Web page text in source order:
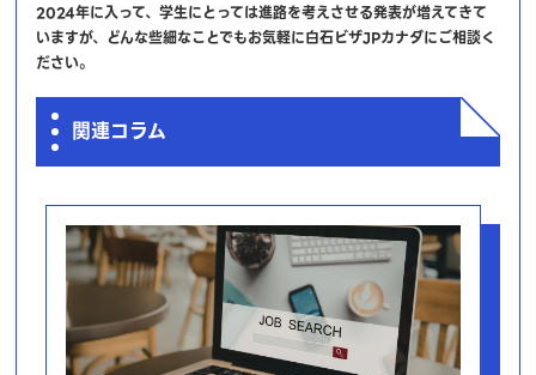
2024年に入って、学生にとっては進路を考えさせる発表が増えてきて
いますが、どんな些細なことでもお気軽に白石ビザJPカナダにご相談く
ださい。
関連コラム